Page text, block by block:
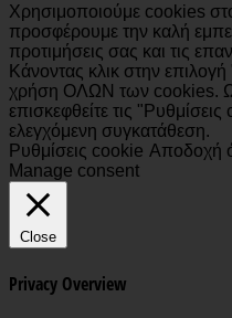
Χρησιμοποιούμε cookies
προσφέρουμε την καλή
προτιμήσεις σας και τις
Κάνοντας κλικ στην
χρήση ΟΛΩΝ των cookies.
επισκεφθείτε τις
ελεγχόμενη συγκατάθεση.
Ρυθμίσεις cookie Αποδοχή
Manage consent
Close
Privacy Overview